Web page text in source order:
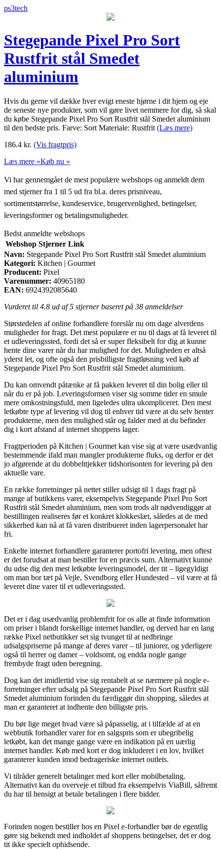
ps3tech
Stegepande Pixel Pro Sort
Rustfrit stål Smedet
aluminium
Hvis du gerne vil dække hver evigt eneste hjørne i dit hjem og eje
de seneste nye produkter, som vil gøre livet nemmere for dig, så skal
du købe Stegepande Pixel Pro Sort Rustfrit stål Smedet aluminium
til den bedste pris. Farve: Sort Materiale: Rustfrit (Læs mere)
186.4 kr. (Vis fragtpris)
Læs mere »Køb nu »
Vi har gennemgået de mest populære webshops og anmeldt dem
med stjerner fra 1 til 5 ud fra bl.a. deres prisniveau,
sortimentstørrelse, kundeservice, brugervenlighed, betingelser,
leveringsformer og betalingsmuligheder.
Bedst anmeldte webshops
Webshop Stjerner Link
Navn: Stegepande Pixel Pro Sort Rustfrit stål Smedet aluminium
Kategori: Kitchen | Gourmet
Producent: Pixel
Varenummer: 40965180
EAN: 6924392085640
Vurderet til 4.8 ud af 5 stjerner baseret på 38 anmeldelser
Størstedelen af online forhandlere foreslår nu om dage alverdens
muligheder for fragt. Det mest populære er nu til dags at få leveret til
et udleveringssted, fordi det så er super fleksibelt for dig at kunne
hente dine varer når du har mulighed for det. Muligheden er altså
yderst let, og ofte også den prisbilligste fragtløsning ved køb af
Stegepande Pixel Pro Sort Rustfrit stål Smedet aluminium.
Du kan omvendt påtænke at få pakken leveret til din bolig eller til
når du er på job. Leveringsformen viser sig somme tider en smule
mere omkostningsfuld, men ligeledes ultra ukompliceret. Den mest
letkøbte type af levering vil dog til enhver tid være at du selv henter
produkterne, men den mulighed står og falder med at du befinder
dig i kort afstand af internet shoppens lager.
Fragtperioden på Kitchen | Gourmet kan vise sig at være usædvanlig
bestemmende ifald man mangler produkterne fluks, og derfor er det
jo afgørende at du dobbelttjekker tidshorisonten for levering på den
aktuelle vare.
En række forretninger på nettet stiller udsigt til 1 dags fragt på
mange af butikkens varer, eksempelvis Stegepande Pixel Pro Sort
Rustfrit stål Smedet aluminium, men som trods alt nødvendiggør at
bestillingen realiseres før et konkret klokkeslæt, således at de med
sikkerhed kan nå at få varen distribueret inden lagerpersonalet har
fri.
Enkelte internet forhandlere garanterer portofri levering, men oftest
er det forudsat at man bestiller for en præcis sum. Alternativt kunne
du udse dig den mest letkøbte leveringsmodel, der tit – ligegyldigt
om man bor tæt på Vejle, Svendborg eller Hundested – vil være at få
leveret dine varer til et udleveringssted.
Det er i dag usædvanlig problemfrit for os alle at finde information
om priser i blandt forskellige internet handler, og derved har en lang
række Pixel netbutikker set sig tvunget til at nedbringe
udsalgspriserne på mange af deres varer – til juniorer, og yderligere
også til herrer og damer – voldsomt, og endda nogle gange
frembyde fragt uden beregning.
Dog kan det imidlertid vise sig rentabelt at se nærmere på nogle e-
forretninger efter udsalg på Stegepande Pixel Pro Sort Rustfrit stål
Smedet aluminium forinden du færdiggør din shopping, således at
man er garanteret at indhente den billigste pris.
Du bør lige meget hvad være så påpasselig, at i tilfælde af at en
webbutik forhandler varer for en salgspris som er ubegribelig
letkøbt, kan det mange gange være en indikation på en uærlig
internet handler. Køb med kort er dog inkluderet i en lov, hvilket
garanterer kunden imod bedrageriske internet outlets.
Vi tilråder generelt betalinger med kort eller mobilbetaling.
Alternativt kan du overveje et tilbud fra eksempelvis ViaBill, såfremt
du har til hensigt at betale betalingen i flere bidder.
Forinden nogen bestiller hos en Pixel e-forhandler bør de egentlig
gøre sig bekendt med indholdet af shoppens betingelser, det er dog
tit ikke specielt ophidsende.